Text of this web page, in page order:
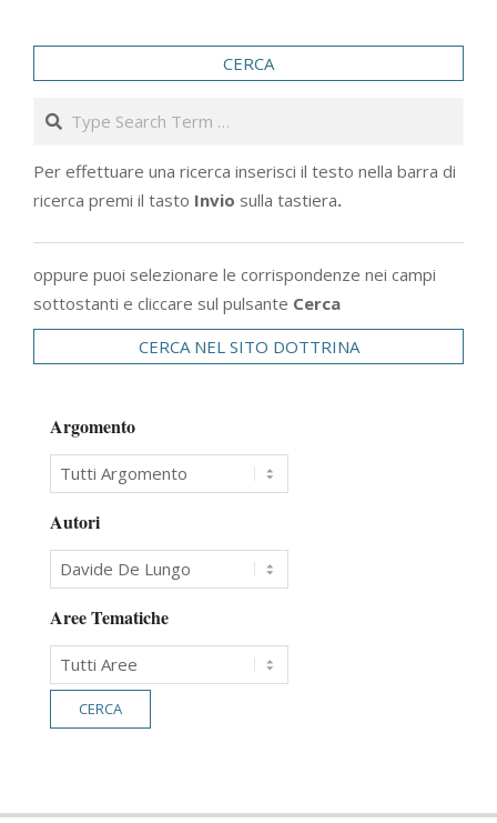
CERCA
Search
Per effettuare una ricerca inserisci il testo nella barra di
ricerca premi il tasto Invio sulla tastiera.
oppure puoi selezionare le corrispondenze nei campi
sottostanti e cliccare sul pulsante Cerca
CERCA NEL SITO DOTTRINA
Argomento
Autori
Aree Tematiche